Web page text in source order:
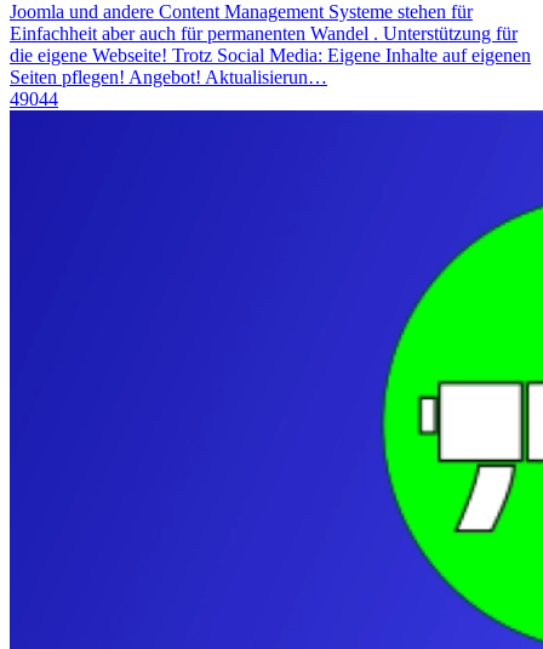
Joomla und andere Content Management Systeme stehen für
Einfachheit aber auch für permanenten Wandel . Unterstützung für
die eigene Webseite! Trotz Social Media: Eigene Inhalte auf eigenen
Seiten pflegen! Angebot! Aktualisierun…
49044